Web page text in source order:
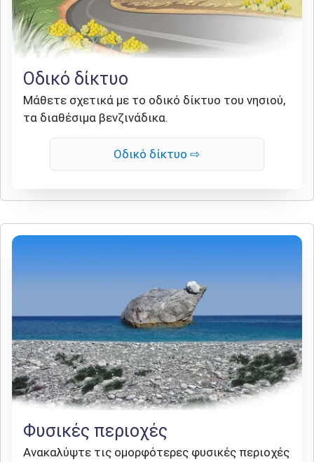
Οδικό δίκτυο
Μάθετε σχετικά με το οδικό δίκτυο του νησιού,
τα διαθέσιμα βενζινάδικα.
Οδικό δίκτυο
Φυσικές περιοχές
Ανακαλύψτε τις ομορφότερες φυσικές περιοχές